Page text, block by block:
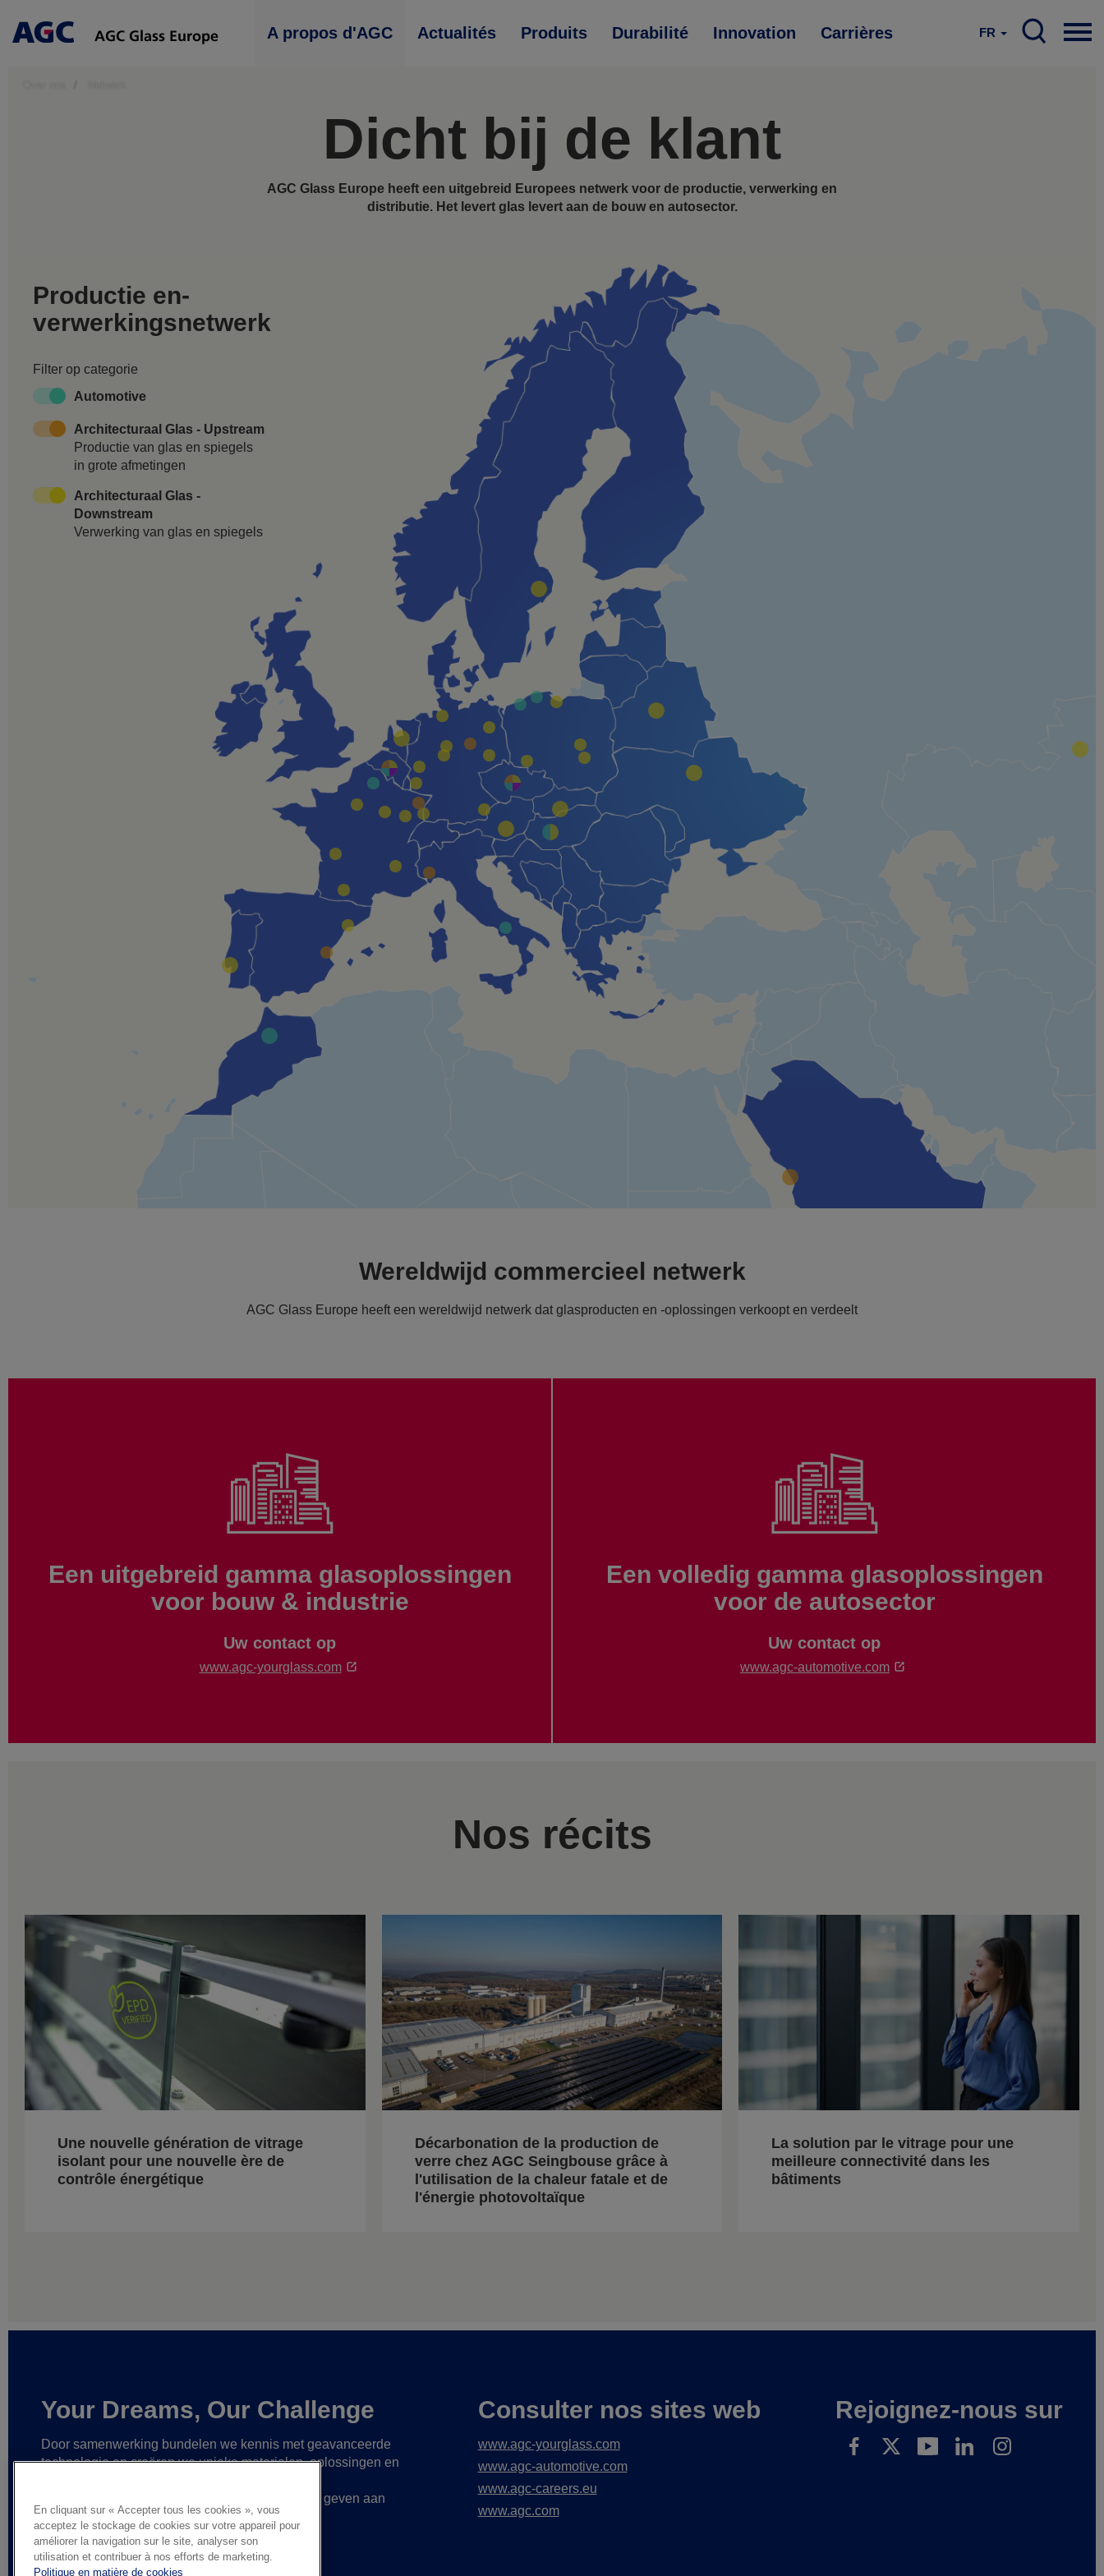
Main
A propos d'AGC Actualités Produits Durabilité Innovation Carrières FR
Dicht bij de klant
AGC Glass Europe heeft een uitgebreid Europees netwerk voor de productie, verwerking en
distributie. Het levert glas levert aan de bouw en autosector.
Productie en-
verwerkingsnetwerk
Filter op categorie
Automotive
Architecturaal Glas - Upstream
Productie van glas en spiegels
in grote afmetingen
Architecturaal Glas -
Downstream
Verwerking van glas en spiegels
Wereldwijd commercieel netwerk
AGC Glass Europe heeft een wereldwijd netwerk dat glasproducten en -oplossingen verkoopt en verdeelt
Een uitgebreid gamma glasoplossingen
voor bouw & industrie
Uw contact op
www.agc-yourglass.com
Een volledig gamma glasoplossingen
voor de autosector
Uw contact op
www.agc-automotive.com
Nos récits
Une nouvelle génération de vitrage
isolant pour une nouvelle ère de
contrôle énergétique
Décarbonation de la production de
verre chez AGC Seingbouse grâce à
l'utilisation de la chaleur fatale et de
l'énergie photovoltaïque
La solution par le vitrage pour une
meilleure connectivité dans les
bâtiments
Your Dreams, Our Challenge
Door samenwerking bundelen we kennis met geavanceerde
technologieen creëren we unieke materialen, oplossingen en
en vorm te geven aan
gedurfde ideeën.
Consulter nos sites web
www.agc-yourglass.com
www.agc-automotive.com
www.agc-careers.eu
www.agc.com
Rejoignez-nous sur
En cliquant sur « Accepter tous les cookies », vous
acceptez le stockage de cookies sur votre appareil pour
améliorer la navigation sur le site, analyser son
utilisation et contribuer à nos efforts de marketing.
Politique en matière de cookies